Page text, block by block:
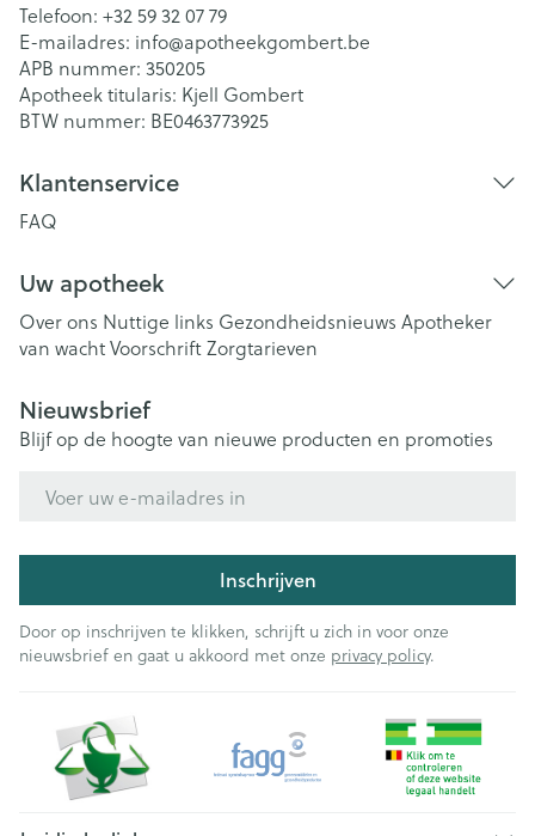
Telefoon: +32 59 32 07 79
E-mailadres: info@apotheekgombert.be
APB nummer: 350205
Apotheek titularis: Kjell Gombert
BTW nummer: BE0463773925
Klantenservice
FAQ
Uw apotheek
Over ons Nuttige links Gezondheidsnieuws Apotheker
van wachtVoorschriftZorgtarieven
Nieuwsbrief
Blijf op de hoogte van nieuwe producten en promoties
Inschrijven
Door op inschrijven te klikken, schrijft u zich in voor onze
nieuwsbrief en gaat u akkoord met onze privacy policy.